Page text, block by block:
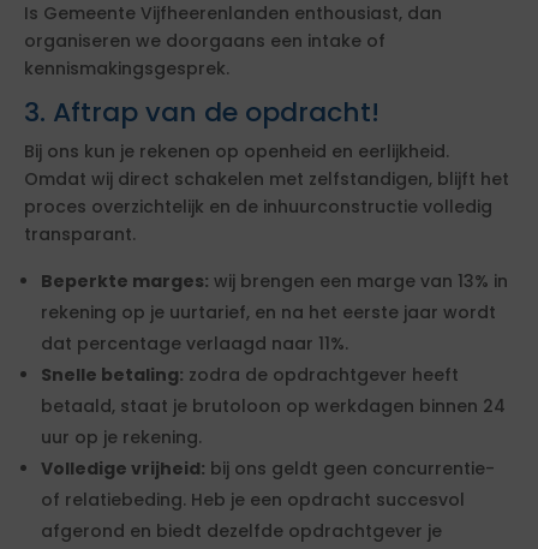
Is Gemeente Vijfheerenlanden enthousiast, dan
organiseren we doorgaans een intake of
kennismakingsgesprek.
3. Aftrap van de opdracht!
Bij ons kun je rekenen op openheid en eerlijkheid.
Omdat wij direct schakelen met zelfstandigen, blijft het
proces overzichtelijk en de inhuurconstructie volledig
transparant.
Beperkte marges: wij brengen een marge van 13% in
rekening op je uurtarief, en na het eerste jaar wordt
dat percentage verlaagd naar 11%.
Snelle betaling: zodra de opdrachtgever heeft
betaald, staat je brutoloon op werkdagen binnen 24
uur op je rekening.
Volledige vrijheid: bij ons geldt geen concurrentie-
of relatiebeding. Heb je een opdracht succesvol
afgerond en biedt dezelfde opdrachtgever je